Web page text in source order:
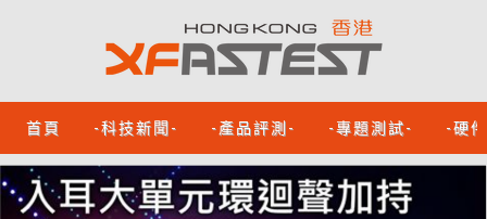
首頁 -科技新聞- -產品評測- -專題測試- -硬